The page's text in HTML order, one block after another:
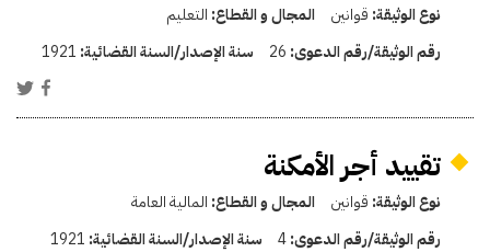
نوع الوثيقة: قوانين المجال و القطاع: التعليم
رقم الوثيقة/رقم الدعوى: 26 سنة الإصدار/السنة القضائية: 1921
تقييد أجر الأمكنة
نوع الوثيقة: قوانين المجال و القطاع: المالية العامة
رقم الوثيقة/رقم الدعوى:4 سنة الإصدار/السنة القضائية: 1921